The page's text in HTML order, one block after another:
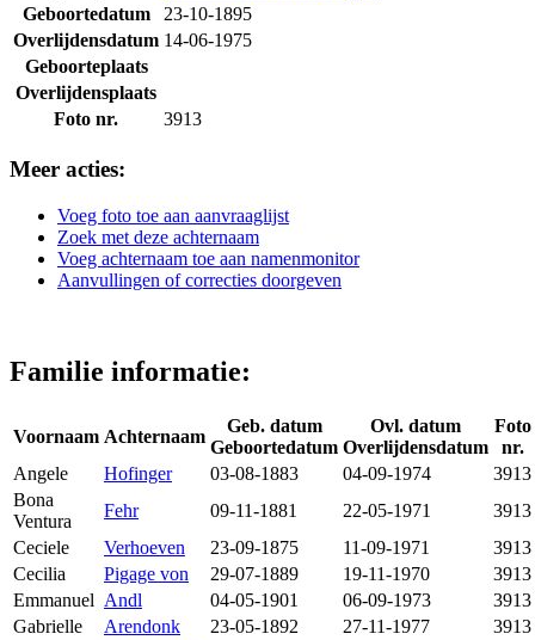
Geboortedatum
23-10-1895
Overlijdensdatum 14-06-1975
Geboorteplaats
Overlijdensplaats
Foto nr.
3913
Meer acties:
Voeg foto toe aan aanvraaglijst
Zoek met deze achternaam
Voeg achternaam toe aan namenmonitor
Aanvullingen of correcties doorgeven
Familie informatie:
Voornaam Achternaam
Geb. datum
Geboortedatum
Ovl. datum
Overlijdensdatum
Foto
nr.
Angele
Hofinger 03-08-1883 04-09-1974
3913
Bona
Ventura
Fehr 09-11-1881 22-05-1971
3913
Ceciele
Verhoeven 23-09-1875 11-09-1971
3913
Cecilia
Pigage von 29-07-1889 19-11-1970
3913
Emmanuel Andl 04-05-1901 06-09-1973
3913
Gabrielle
Arendonk 23-05-1892 27-11-1977
3913